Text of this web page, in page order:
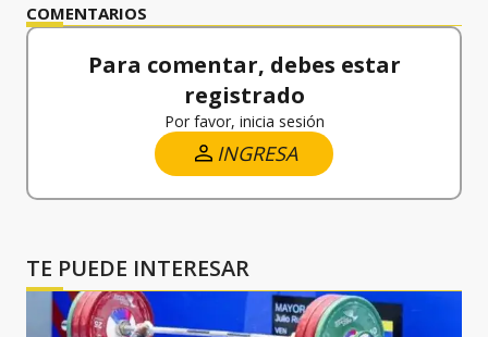
COMENTARIOS
Para comentar, debes estar
registrado
Por favor, inicia sesión
INGRESA
TE PUEDE INTERESAR